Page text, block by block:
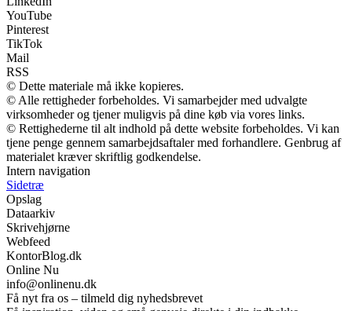
YouTube
Pinterest
TikTok
Mail
RSS
© Dette materiale må ikke kopieres.
© Alle rettigheder forbeholdes. Vi samarbejder med udvalgte
virksomheder og tjener muligvis på dine køb via vores links.
© Rettighederne til alt indhold på dette website forbeholdes. Vi kan
tjene penge gennem samarbejdsaftaler med forhandlere. Genbrug af
materialet kræver skriftlig godkendelse.
Intern navigation
Sidetræ
Opslag
Dataarkiv
Skrivehjørne
Webfeed
KontorBlog.dk
Online Nu
info@onlinenu.dk
Få nyt fra os – tilmeld dig nyhedsbrevet